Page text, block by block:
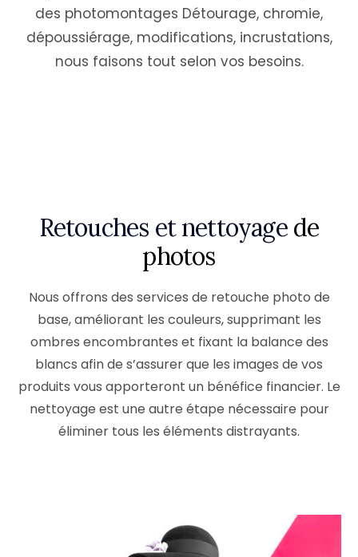
des photomontages Détourage, chromie,
dépoussiérage, modifications, incrustations,
nous faisons tout selon vos besoins.
Retouches et nettoyage de
photos
Nous offrons des services de retouche photo de
base, améliorant les couleurs, supprimant les
ombres encombrantes et fixant la balance des
blancs afin de s’assurer que les images de vos
produits vous apporteront un bénéfice financier. Le
nettoyage est une autre étape nécessaire pour
éliminer tous les éléments distrayants.